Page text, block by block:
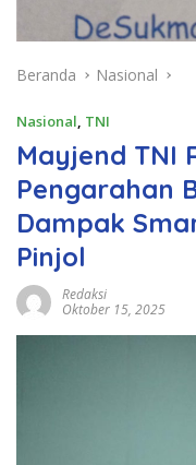
Beranda Nasional
Nasional, TNI
Mayjend TNI
Pengarahan
Dampak
Pinjol
Redaksi
Oktober 15, 2025